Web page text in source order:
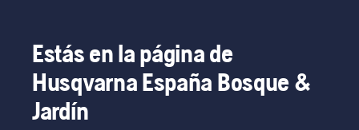
Estás en la página de
Husqvarna España Bosque &
Jardín